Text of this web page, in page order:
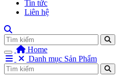
Tin tức
Liên hệ
Home
Danh mục Sản Phẩm